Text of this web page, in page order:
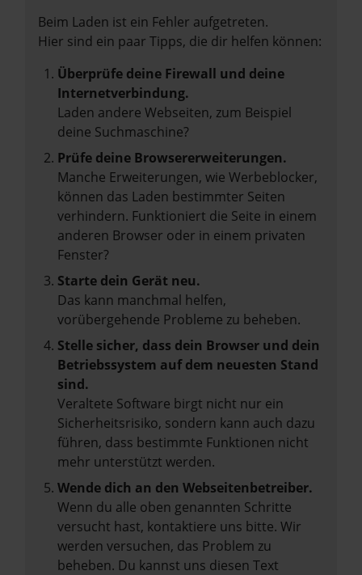
Beim Laden ist ein Fehler aufgetreten.
Hier sind ein paar Tipps, die dir helfen können:
Überprüfe deine Firewall und deine
Internetverbindung.
Laden andere Webseiten, zum Beispiel
deine Suchmaschine?
Prüfe deine Browsererweiterungen.
Manche Erweiterungen, wie Werbeblocker,
können das Laden bestimmter Seiten
verhindern. Funktioniert die Seite in einem
anderen Browser oder in einem privaten
Fenster?
Starte dein Gerät neu.
Das kann manchmal helfen,
vorübergehende Probleme zu beheben.
Stelle sicher, dass dein Browser und dein
Betriebssystem auf dem neuesten Stand
sind.
Veraltete Software birgt nicht nur ein
Sicherheitsrisiko, sondern kann auch dazu
führen, dass bestimmte Funktionen nicht
mehr unterstützt werden.
Wende dich an den Webseitenbetreiber.
Wenn du alle oben genannten Schritte
versucht hast, kontaktiere uns bitte. Wir
werden versuchen, das Problem zu
beheben. Du kannst uns diesen Text